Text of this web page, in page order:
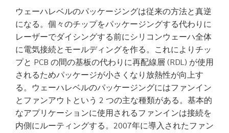
ウェーハレベルのパッケージングは従来の方法と真逆
になる。個々のチップをパッケージングする代わりに
レーザーでダイシングする前にシリコンウェーハ全体
に電気接続とモールディングを作る。これによりチッ
プと PCB の間の基板の代わりに再配線層 (RDL) が使用
されるためパッケージが小さくなり放熱性が向上す
る。ウェーハレベルのパッケージングにはファンイン
とファンアウトという 2 つの主な種類がある。基本的
なアプリケーションに使用されるファンインは接続を
内側にルーティングする。2007年に導入されたファン